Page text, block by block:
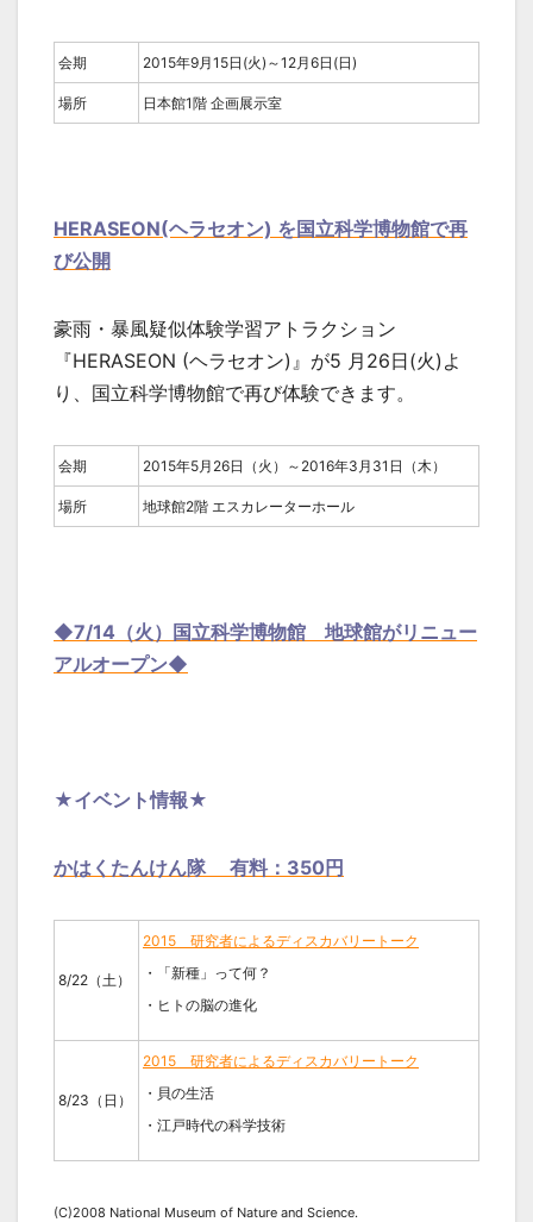
会期 2015年9月15日(火)～12月6日(日)
場所 日本館1階 企画展示室
HERASEON(ヘラセオン) を国立科学博物館で再
び公開
豪雨・暴風疑似体験学習アトラクション
『HERASEON (ヘラセオン)』が5 月26日(火)よ
り、国立科学博物館で再び体験できます。
会期 2015年5月26日（火）～2016年3月31日（木）
場所 地球館2階 エスカレーターホール
◆7/14（火）国立科学博物館 地球館がリニュー
アルオープン◆
★イベント情報★
かはくたんけん隊 有料：350円
8/22（土）
2015 研究者によるディスカバリートーク
・「新種」って何？
・ヒトの脳の進化
8/23（日）
2015 研究者によるディスカバリートーク
・貝の生活
・江戸時代の科学技術
(C)2008 National Museum of Nature and Science.